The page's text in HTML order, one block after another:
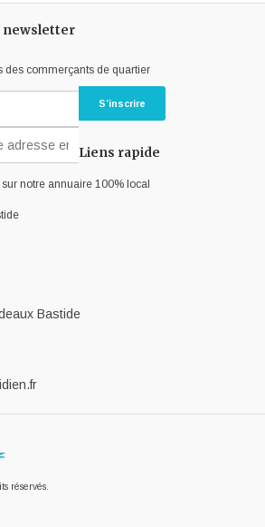
newsletter
des commerçants de quartier
Liens rapide
notre annuaire 100% local
Bastide
réservés.